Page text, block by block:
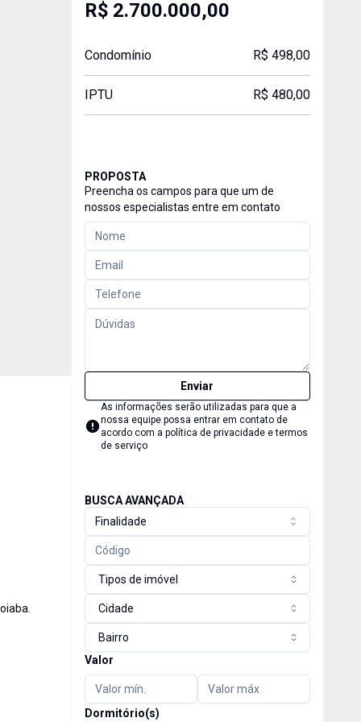
R$ 2.700.000,00
Condomínio R$ 498,00
IPTU R$ 480,00
PROPOSTA
Preencha os campos para que um de
nossos especialistas entre em contato
Enviar
As informações serão utilizadas para que a
nossa equipe possa entrar em contato de
acordo com a política de privacidade e termos
de serviço
BUSCA AVANÇADA
Finalidade
Tipos de imóvel
Cidade
Bairro
Valor
Dormitório(s)